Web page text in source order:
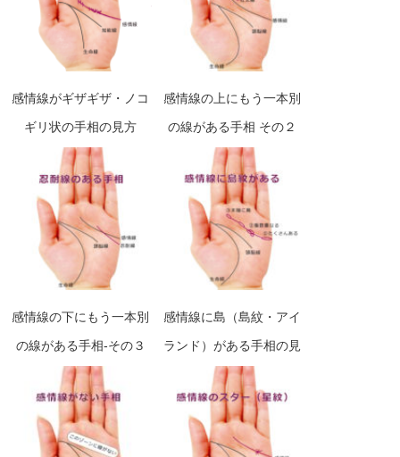
感情線がギザギザ・ノコ
ギリ状の手相の見方
感情線の上にもう一本別
の線がある手相 その２
社交線
感情線の下にもう一本別
の線がある手相-その３
忍耐線
感情線に島（島紋・アイ
ランド）がある手相の見
方